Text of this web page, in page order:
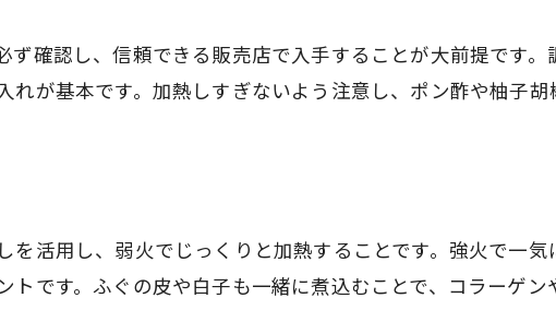
ふぐ鍋調理前の下処理チェックポイント
ふぐ鍋を安心して食べるための注意点
ふぐ鍋に合う人気の具材と選び方
確認し、信頼できる販売店で入手することが大前提です
が基本です。加熱しすぎないよう注意し、ポン酢や柚子
活用し、弱火でじっくりと加熱することです。強火で一気
です。ふぐの皮や白子も一緒に煮込むことで、コラーゲ